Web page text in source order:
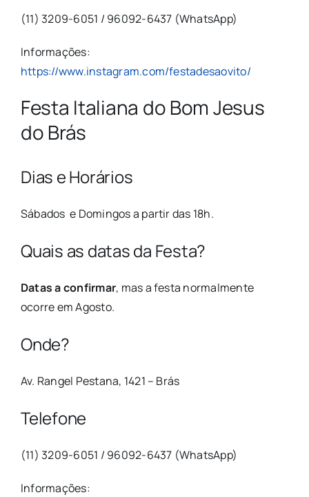
(11) 3209-6051 / 96092-6437 (WhatsApp)
Informações:
https://www.instagram.com/festadesaovito/
Festa Italiana do Bom Jesus
do Brás
Dias e Horários
Sábados e Domingos a partir das 18h.
Quais as datas da Festa?
Datas a confirmar, mas a festa normalmente
ocorre em Agosto.
Onde?
Av. Rangel Pestana, 1421 – Brás
Telefone
(11) 3209-6051 / 96092-6437 (WhatsApp)
Informações: